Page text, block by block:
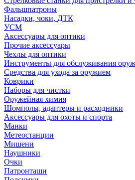
Фальшпатроны
Насадки, чоки, ДТК
УСМ
Аксессуары для оптики
Прочие аксессуары
Чехлы для оптики
Инструменты для обслуживания
Средства для ухода за оружием
Коврики
Наборы для чистки
Оружейная химия
Шомполы, адаптеры и расходники
Аксессуары для охоты и спорта
Манки
Метеостанции
Мишени
Наушники
Очки
Патронташи